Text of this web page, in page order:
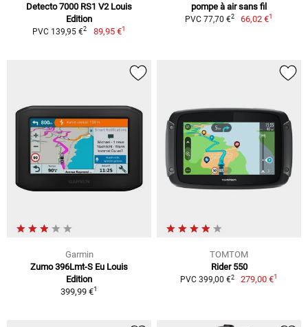
Detecto 7000 RS1 V2 Louis
Edition
PVC 139,95 €2 89,95 €1
pompe à air sans fil
PVC 77,70 €2 66,02 €1
Garmin
Zumo 396Lmt-S Eu Louis
Edition
399,99 €1
TOMTOM
Rider 550
PVC 399,00 €2 279,00 €1